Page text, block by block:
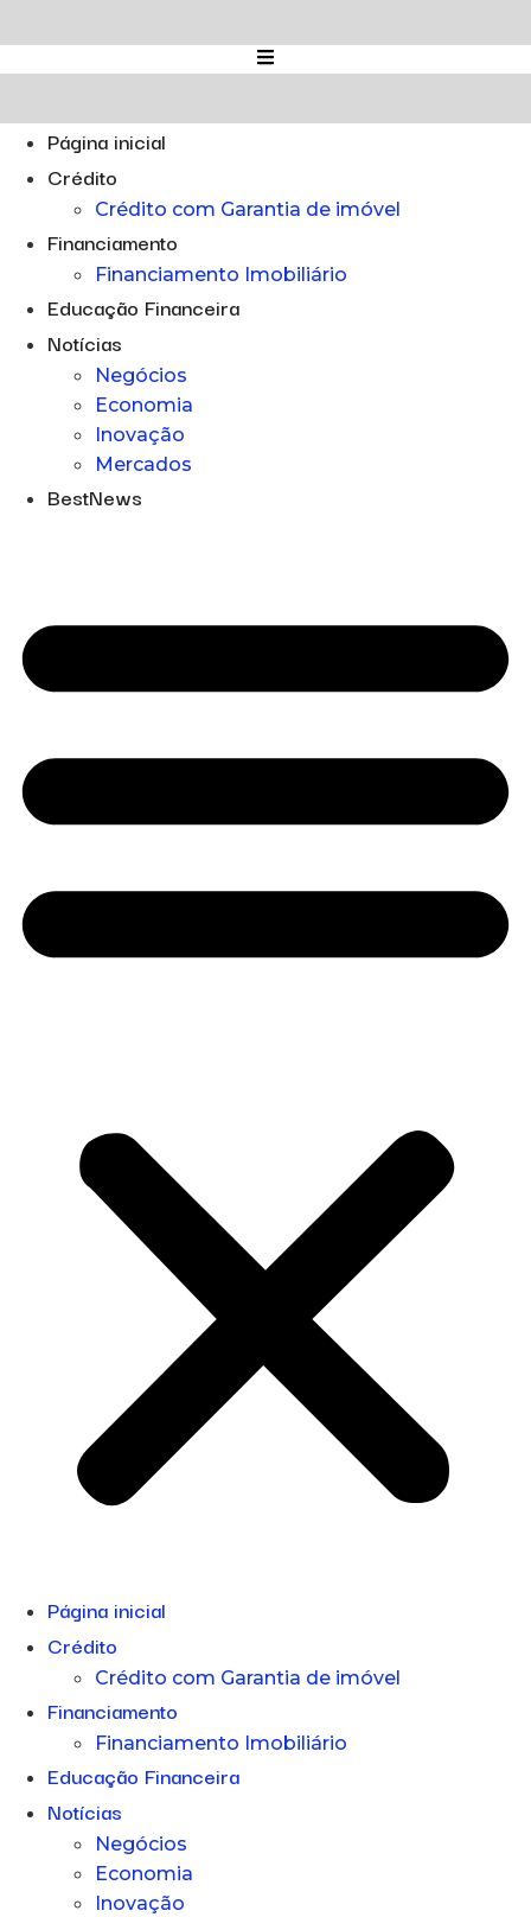
para
o
Página inicial
Crédito
Crédito com Garantia de imóvel
Financiamento
Financiamento Imobiliário
Educação Financeira
Notícias
Negócios
Economia
Inovação
Mercados
BestNews
Página inicial
Crédito
Crédito com Garantia de imóvel
Financiamento
Financiamento Imobiliário
Educação Financeira
Notícias
Negócios
Economia
Inovação